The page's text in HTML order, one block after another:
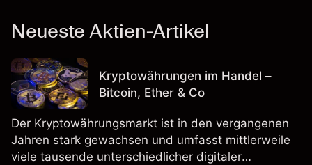
Neueste Aktien-Artikel
Kryptowährungen im Handel –
Bitcoin, Ether & Co
Der Kryptowährungsmarkt ist in den vergangenen
Jahren stark gewachsen und umfasst mittlerweile
viele tausende unterschiedlicher digitaler